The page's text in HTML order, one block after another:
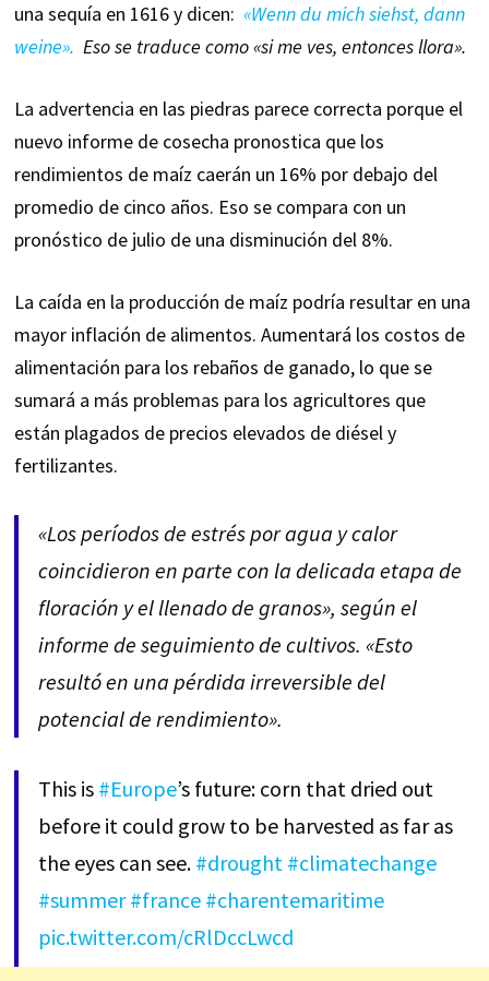
una sequía en 1616 y dicen: «Wenn du mich siehst, dann
weine». Eso se traduce como «si me ves, entonces llora».
La advertencia en las piedras parece correcta porque el
nuevo informe de cosecha pronostica que los
rendimientos de maíz caerán un 16% por debajo del
promedio de cinco años. Eso se compara con un
pronóstico de julio de una disminución del 8%.
La caída en la producción de maíz podría resultar en una
mayor inflación de alimentos. Aumentará los costos de
alimentación para los rebaños de ganado, lo que se
sumará a más problemas para los agricultores que
están plagados de precios elevados de diésel y
fertilizantes.
«Los períodos de estrés por agua y calor
coincidieron en parte con la delicada etapa de
floración y el llenado de granos», según el
informe de seguimiento de cultivos. «Esto
resultó en una pérdida irreversible del
potencial de rendimiento».
This is #Europe’s future: corn that dried out
before it could grow to be harvested as far as
the eyes can see. #drought #climatechange
#summer #france #charentemaritime
pic.twitter.com/cRlDccLwcd